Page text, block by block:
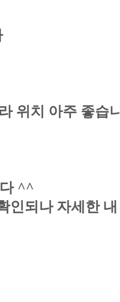
위치 아주 좋습니
^^
인되나 자세한 내